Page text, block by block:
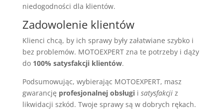
niedogodności dla klientów.
Zadowolenie klientów
Klienci chcą, by ich sprawy były załatwiane szybko i
bez problemów. MOTOEXPERT zna te potrzeby i dąży
do 100% satysfakcji klientów.
Podsumowując, wybierając MOTOEXPERT, masz
gwarancję profesjonalnej obsługii satysfakcjiz
likwidacji szkód. Twoje sprawy są w dobrych rękach.